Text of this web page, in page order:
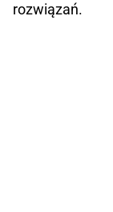
rozwiązań.